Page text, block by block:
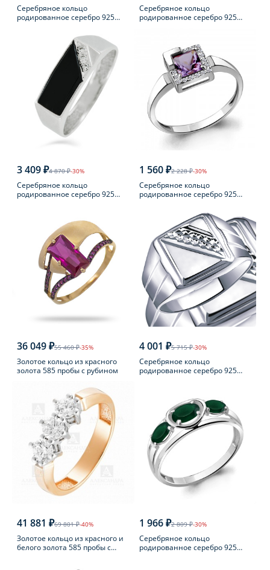
Серебряное кольцо
родированное серебро 925
Серебряное кольцо
родированное серебро 925
3 409 ₽4 870 ₽-30%
Серебряное кольцо
родированное серебро 925
1 560 ₽2 228 ₽-30%
Серебряное кольцо
родированное серебро 925
36 049 ₽55 460 ₽-35%
Золотое кольцо из красного
золота 585 пробы с рубином
4 001 ₽5 715 ₽-30%
Серебряное кольцо
родированное серебро 925
41 881 ₽69 801 ₽-40%
Золотое кольцо из красного и
белого золота 585 пробы с
1 966 ₽2 809 ₽-30%
Серебряное кольцо
родированное серебро 925